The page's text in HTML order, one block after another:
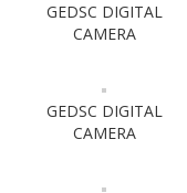
GEDSC DIGITAL
CAMERA
GEDSC DIGITAL
CAMERA